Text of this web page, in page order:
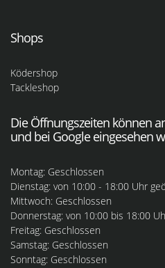
Shops
Ködershop
Tackleshop
Die Öffnungszeiten können
und bei Google eingesehen
Montag: Geschlossen
Dienstag: von 10:00 - 18:00 Uhr
Mittwoch: Geschlossen
Donnerstag: von 10:00 bis 18:00
Freitag: Geschlossen
Samstag: Geschlossen
Sonntag: Geschlossen